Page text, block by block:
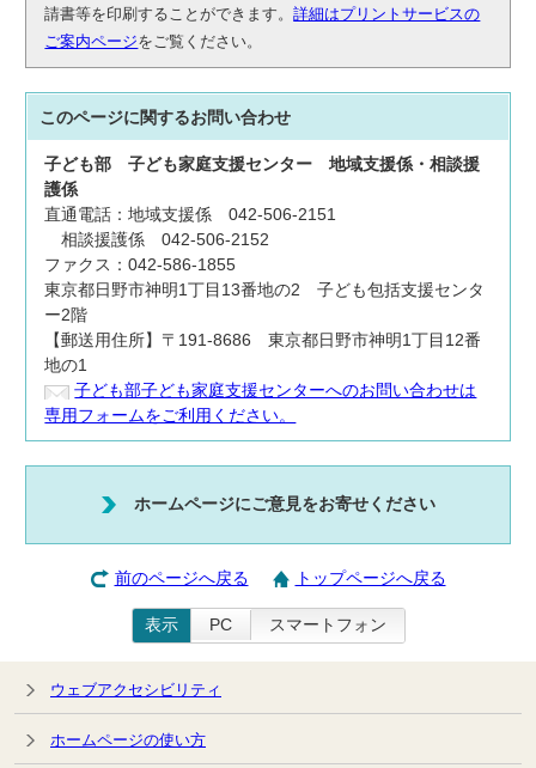
請書等を印刷することができます。詳細はプリントサービスの
ご案内ページをご覧ください。
このページに関するお問い合わせ
子ども部子ども家庭支援センター 地域支援係・相談援
護係
直通電話：地域支援係 042-506-2151
相談援護係 042-506-2152
ファクス：042-586-1855
東京都日野市神明1丁目13番地の2 子ども包括支援センタ
ー2階
【郵送用住所】〒191-8686 東京都日野市神明1丁目12番
地の1
子ども部子ども家庭支援センターへのお問い合わせは
専用フォームをご利用ください。
ホームページにご意見をお寄せください
前のページへ戻る トップページへ戻る
表示 PC スマートフォン
ウェブアクセシビリティ
ホームページの使い方